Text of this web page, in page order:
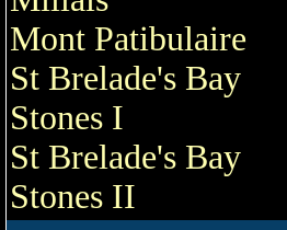
Mont Patibulaire
St Brelade's Bay
Stones I
St Brelade's Bay
Stones II